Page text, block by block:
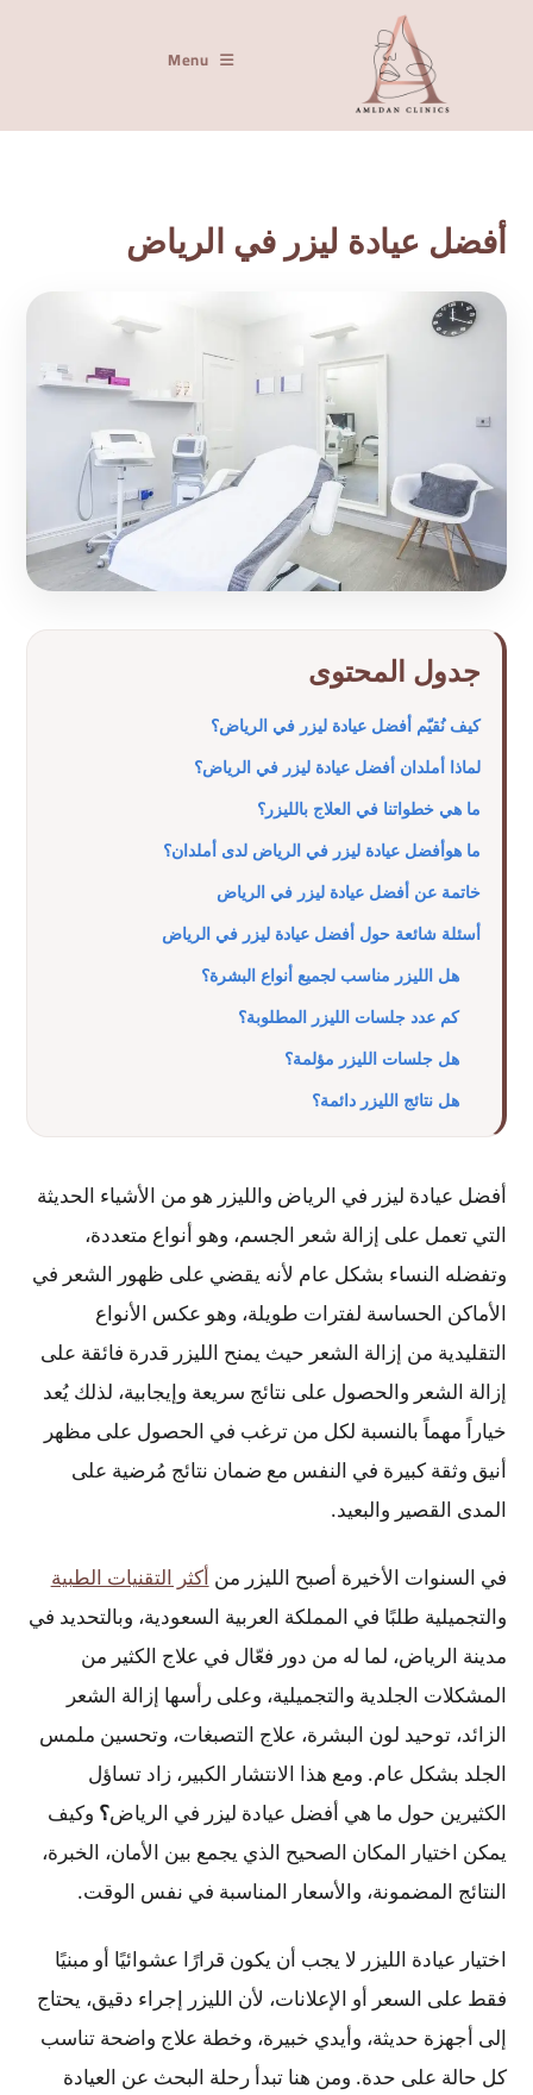
Menu
أفضل عيادة ليزر في الرياض
جدول المحتوى
كيف نُقيّم أفضل عيادة ليزر في الرياض؟
لماذا أملدان أفضل عيادة ليزر في الرياض؟
ما هي خطواتنا في العلاج بالليزر؟
ما هوأفضل عيادة ليزر في الرياض لدى أملدان؟
خاتمة عن أفضل عيادة ليزر في الرياض
أسئلة شائعة حول أفضل عيادة ليزر في الرياض
هل الليزر مناسب لجميع أنواع البشرة؟
كم عدد جلسات الليزر المطلوبة؟
هل جلسات الليزر مؤلمة؟
هل نتائج الليزر دائمة؟
أفضل عيادة ليزر في الرياض والليزر هو من الأشياء الحديثة
التي تعمل على إزالة شعر الجسم، وهو أنواع متعددة،
وتفضله النساء بشكل عام لأنه يقضي على ظهور الشعر في
الأماكن الحساسة لفترات طويلة، وهو عكس الأنواع
التقليدية من إزالة الشعر حيث يمنح الليزر قدرة فائقة على
إزالة الشعر والحصول على نتائج سريعة وإيجابية، لذلك يُعد
خياراً مهماً بالنسبة لكل من ترغب في الحصول على مظهر
أنيق وثقة كبيرة في النفس مع ضمان نتائج مُرضية على
المدى القصير والبعيد.
في السنوات الأخيرة أصبح الليزر من أكثر التقنيات الطبية
والتجميلية طلبًا في المملكة العربية السعودية، وبالتحديد في
مدينة الرياض، لما له من دور فعّال في علاج الكثير من
المشكلات الجلدية والتجميلية، وعلى رأسها إزالة الشعر
الزائد، توحيد لون البشرة، علاج التصبغات، وتحسين ملمس
الجلد بشكل عام. ومع هذا الانتشار الكبير، زاد تساؤل
الكثيرين حول ما هي أفضل عيادة ليزر في الرياض؟ وكيف
يمكن اختيار المكان الصحيح الذي يجمع بين الأمان، الخبرة،
النتائج المضمونة، والأسعار المناسبة في نفس الوقت.
اختيار عيادة الليزر لا يجب أن يكون قرارًا عشوائيًا أو مبنيًا
فقط على السعر أو الإعلانات، لأن الليزر إجراء دقيق، يحتاج
إلى أجهزة حديثة، وأيدي خبيرة، وخطة علاج واضحة تناسب
كل حالة على حدة. ومن هنا تبدأ رحلة البحث عن العيادة